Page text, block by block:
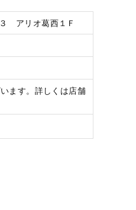
アリオ葛西１Ｆ
ます。詳しくは店舗